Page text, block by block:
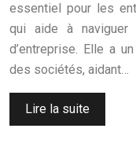
essentiel pour les
qui aide à
d’entreprise. Elle a
des sociétés, aidant…
Lire la suite